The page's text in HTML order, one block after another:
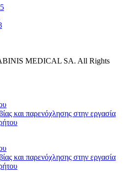
MEDICAL SA. All Rights
και παρενόχλησης στην εργασία
και παρενόχλησης στην εργασία